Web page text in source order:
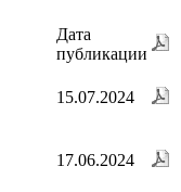
Дата
публикации
15.07.2024
17.06.2024